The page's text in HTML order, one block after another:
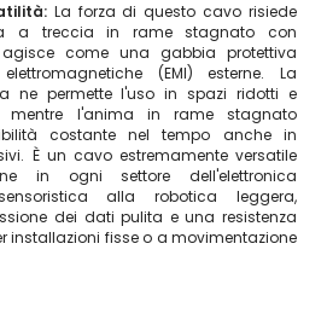
La forza di questo cavo risiede
a treccia in rame stagnato con
agisce come una gabbia protettiva
(EMI) esterne. La
ne permette l'uso in spazi ridotti e
mentre l'anima in rame stagnato
costante nel tempo anche in
È un cavo estremamente versatile
in ogni settore dell'elettronica
alla robotica leggera,
dei dati pulita e una resistenza
installazioni fisse o a movimentazione